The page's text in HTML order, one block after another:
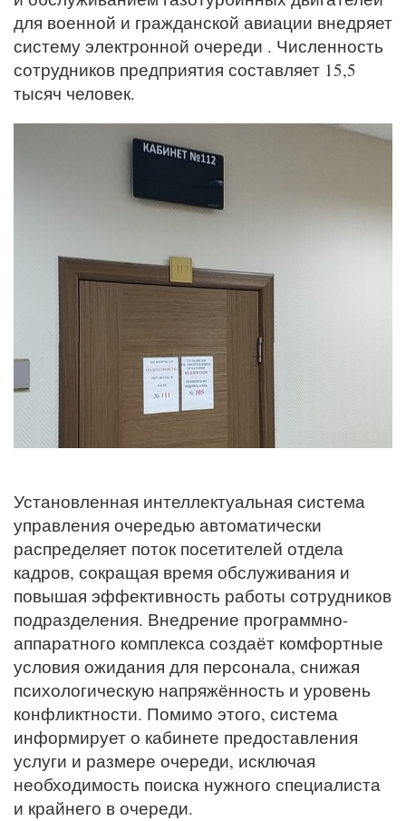
для военной и гражданской авиации внедряет
систему электронной очереди . Численность
сотрудников предприятия составляет 15,5
тысяч человек.
Установленная интеллектуальная система
управления очередью автоматически
распределяет поток посетителей отдела
кадров, сокращая время обслуживания и
повышая эффективность работы сотрудников
подразделения. Внедрение программно-
аппаратного комплекса создаёт комфортные
условия ожидания для персонала, снижая
психологическую напряжённость и уровень
конфликтности. Помимо этого, система
информирует о кабинете предоставления
услуги и размере очереди, исключая
необходимость поиска нужного специалиста
и крайнего в очереди.